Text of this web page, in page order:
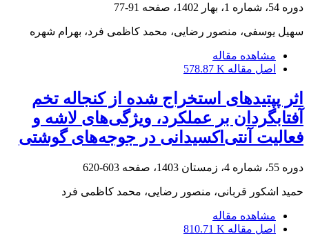
دوره 54، شماره 1، بهار 1402، صفحه 91-77
سهیل یوسفی، منصور رضایی، محمد کاظمی فرد، بهرام شهره
مشاهده مقاله
اصل مقاله 578.87 K
اثر پپتیدهای استخراج شده از کنجاله تخم
آفتابگردان بر عملکرد، ویژگی‌های لاشه و
فعالیت آنتی‌اکسیدانی در جوجه‌های گوشتی
دوره 55، شماره 4، زمستان 1403، صفحه 603-620
حمید اشکور قربانی، منصور رضایی، محمد کاظمی فرد
مشاهده مقاله
اصل مقاله 810.71 K